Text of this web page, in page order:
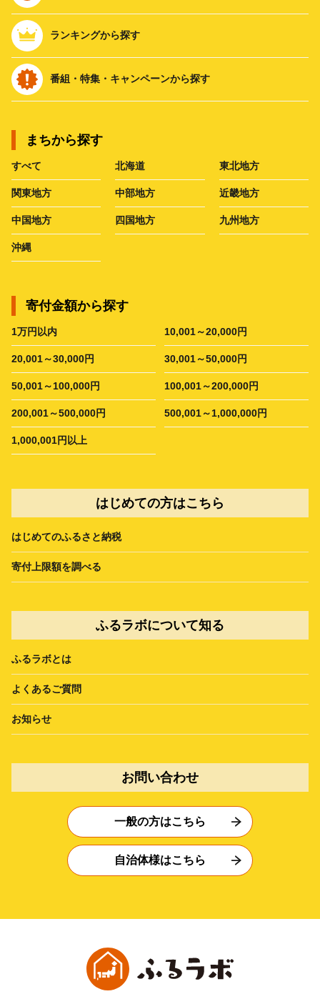
ランキングから探す
番組・特集・キャンペーンから探す
まちから探す
すべて 北海道 東北地方
関東地方 中部地方 近畿地方
中国地方 四国地方 九州地方
沖縄
寄付金額から探す
1万円以内 10,001～20,000円
20,001～30,000円 30,001～50,000円
50,001～100,000円 100,001～200,000円
200,001～500,000円 500,001～1,000,000円
1,000,001円以上
はじめての方はこちら
はじめてのふるさと納税
寄付上限額を調べる
ふるラボについて知る
ふるラボとは
よくあるご質問
お知らせ
お問い合わせ
一般の方はこちら
自治体様はこちら